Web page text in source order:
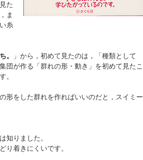
た
ま
糸
。
」から，初めて見たのは，「種類として
団が作る「群れの形・動き」を初めて見たこ
。
形をした群れを作ればいいのだと，スイミー
知りました。
り着きにくいです。